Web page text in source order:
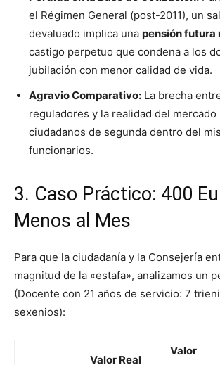
el Régimen General (post-2011), un
devaluado implica una pensión futura
castigo perpetuo que condena a los
jubilación con menor calidad de vida.
Agravio Comparativo: La brecha
reguladores y la realidad del mercado
ciudadanos de segunda dentro del
funcionarios.
3. Caso Práctico: 400
Menos al Mes
Para que la ciudadanía y la Consejería
magnitud de la «estafa», analizamos un
(Docente con 21 años de servicio: 7
sexenios):
Valor Real
Valor